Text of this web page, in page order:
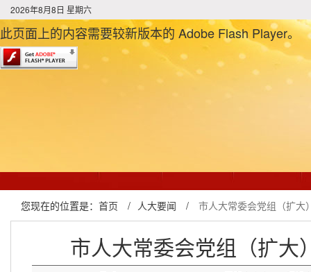
2026年8月8日 星期六
此页面上的内容需要较新版本的 Adobe Flash Player。
您现在的位置是： 首页 / 人大要闻 / 市人大常委会党组（扩大
市人大常委会党组（扩大